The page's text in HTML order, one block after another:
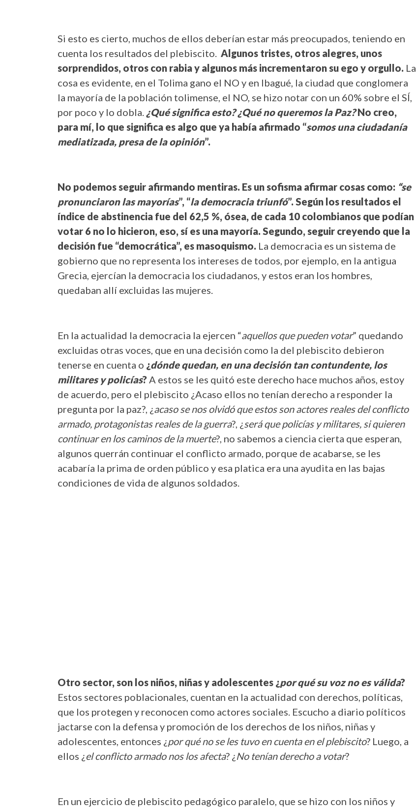
Si esto es cierto, muchos de ellos deberían estar más preocupados, teniendo en
cuenta los resultados del plebiscito. Algunos tristes, otros alegres, unos
sorprendidos, otros con rabia y algunos más incrementaron su ego y orgullo. La
cosa es evidente, en el Tolima gano el NO y en Ibagué, la ciudad que conglomera
la mayoría de la población tolimense, el NO, se hizo notar con un 60% sobre el SÍ,
por poco y lo dobla. ¿Qué significa esto? ¿Qué no queremos la Paz?No creo,
para mí, lo que significa es algo que ya había afirmado “somos una ciudadanía
mediatizada, presa de la opinión”.
No podemos seguir afirmando mentiras. Es un sofisma afirmar cosas como: “se
pronunciaron las mayorías”, “la democracia triunfó”. Según los resultados el
índice de abstinencia fue del 62,5 %, ósea, de cada 10 colombianos que podían
votar 6 no lo hicieron, eso, sí es una mayoría. Segundo, seguir creyendo que la
decisión fue “democrática”, es masoquismo. La democracia es un sistema de
gobierno que no representa los intereses de todos, por ejemplo, en la antigua
Grecia, ejercían la democracia los ciudadanos, y estos eran los hombres,
quedaban allí excluidas las mujeres.
En la actualidad la democracia la ejercen “aquellos que pueden votar” quedando
excluidas otras voces, que en una decisión como la del plebiscito debieron
tenerse en cuenta o ¿dónde quedan, en una decisión tan contundente, los
militares y policías?A estos se les quitó este derecho hace muchos años, estoy
de acuerdo, pero el plebiscito ¿Acaso ellos no tenían derecho a responder la
pregunta por la paz?, ¿acaso se nos olvidó que estos son actores reales del conflicto
armado, protagonistas reales de la guerra?, ¿será que policías y militares, si quieren
continuar en los caminos de la muerte?, no sabemos a ciencia cierta que esperan,
algunos querrán continuar el conflicto armado, porque de acabarse, se les
acabaría la prima de orden público y esa platica era una ayudita en las bajas
condiciones de vida de algunos soldados.
Otro sector, son los niños, niñas y adolescentes ¿por qué su voz no es válida?
Estos sectores poblacionales, cuentan en la actualidad con derechos, políticas,
que los protegen y reconocen como actores sociales. Escucho a diario políticos
jactarse con la defensa y promoción de los derechos de los niños, niñas y
adolescentes, entonces ¿por qué no se les tuvo en cuenta en el plebiscito? Luego, a
ellos ¿el conflicto armado nos los afecta? ¿No tenían derecho a votar?
En un ejercicio de plebiscito pedagógico paralelo, que se hizo con los niños y